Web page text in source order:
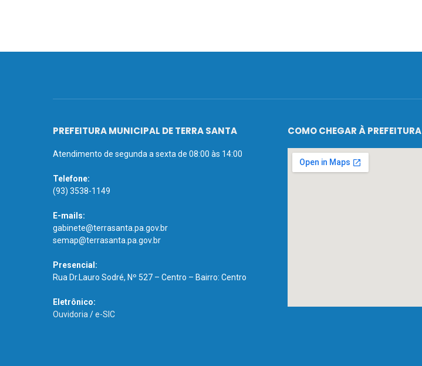
PREFEITURA MUNICIPAL DE TERRA SANTA
Atendimento de segunda a sexta de 08:00 às 14:00
Telefone:
(93) 3538-1149
E-mails:
gabinete@terrasanta.pa.gov.br
semap@terrasanta.pa.gov.br
Presencial:
Rua Dr.Lauro Sodré, Nº 527 – Centro – Bairro: Centro
Eletrônico:
Ouvidoria /e-SIC
COMO CHEGAR À PREFEITURA